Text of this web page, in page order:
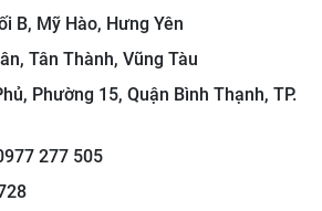
B, Mỹ Hào, Hưng Yên
Tân Thành, Vũng Tàu
Phường 15, Quận Bình Thạnh, TP.
277 505